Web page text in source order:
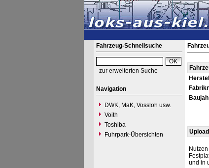
Fahrzeug-Schnellsuche
zur erweiterten Suche
Navigation
DWK, MaK, Vossloh usw.
Voith
Toshiba
Fuhrpark-Übersichten
und in